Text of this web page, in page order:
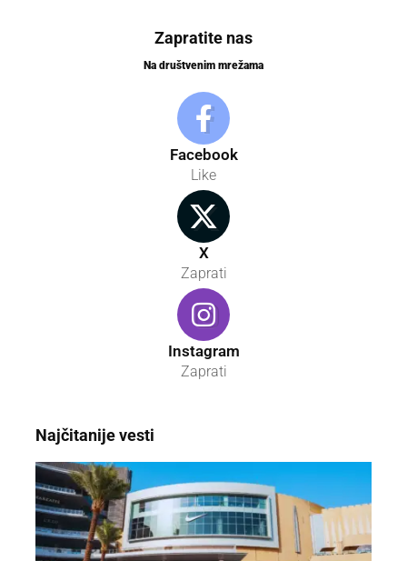
Zapratite nas
Na društvenim mrežama
Facebook
Like
X
Zaprati
Instagram
Zaprati
Najčitanije vesti